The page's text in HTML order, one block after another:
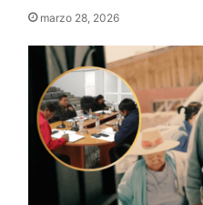
marzo 28, 2026